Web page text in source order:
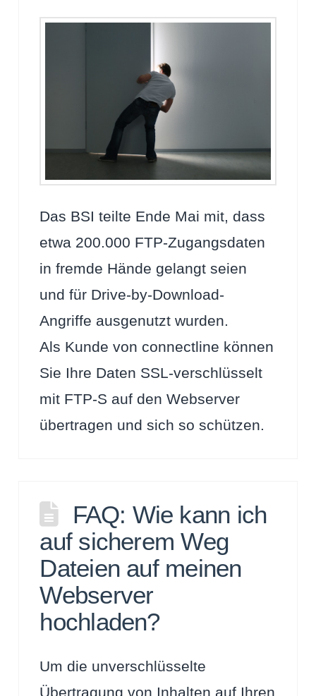
Das BSI teilte Ende Mai mit, dass
etwa 200.000 FTP-Zugangsdaten
in fremde Hände gelangt seien
und für Drive-by-Download-
Angriffe ausgenutzt wurden.
Als Kunde von connectline können
Sie Ihre Daten SSL-verschlüsselt
mit FTP-S auf den Webserver
übertragen und sich so schützen.
FAQ: Wie kann ich
auf sicherem Weg
Dateien auf meinen
Webserver
hochladen?
Um die unverschlüsselte
Übertragung von Inhalten auf Ihren